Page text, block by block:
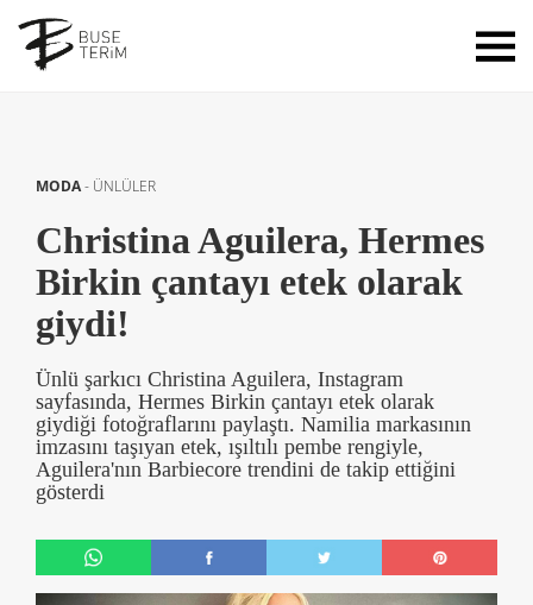
MODA- ÜNLÜLER
Christina Aguilera, Hermes
Birkin çantayı etek olarak
giydi!
Ünlü şarkıcı Christina Aguilera, Instagram
sayfasında, Hermes Birkin çantayı etek olarak
giydiği fotoğraflarını paylaştı. Namilia markasının
imzasını taşıyan etek, ışıltılı pembe rengiyle,
Aguilera'nın Barbiecore trendini de takip ettiğini
gösterdi